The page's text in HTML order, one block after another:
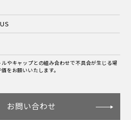
やキャップとの組み合わせで不具合が生じる場
をお願いいたします。
お問い合わせ